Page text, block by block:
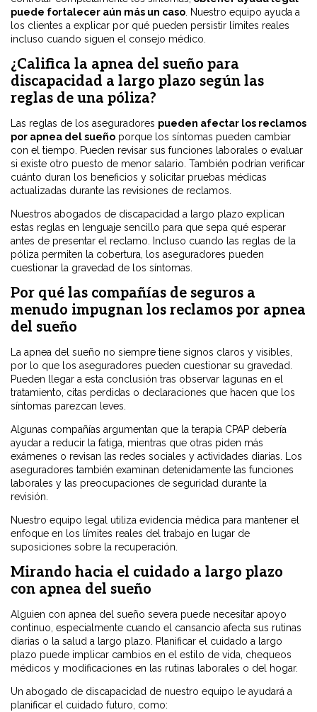
puede fortalecer aún más un caso . Nuestro equipo ayuda a
los clientes a explicar por qué pueden persistir límites reales
incluso cuando siguen el consejo médico.
¿Califica la apnea del sueño para
discapacidad a largo plazo según las
reglas de una póliza?
Las reglas de los aseguradores pueden afectar los reclamos
por apnea del sueño porque los síntomas pueden cambiar
con el tiempo. Pueden revisar sus funciones laborales o evaluar
si existe otro puesto de menor salario. También podrían verificar
cuánto duran los beneficios y solicitar pruebas médicas
actualizadas durante las revisiones de reclamos.
Nuestros abogados de discapacidad a largo plazo explican
estas reglas en lenguaje sencillo para que sepa qué esperar
antes de presentar el reclamo. Incluso cuando las reglas de la
póliza permiten la cobertura, los aseguradores pueden
cuestionar la gravedad de los síntomas.
Por qué las compañías de seguros a
menudo impugnan los reclamos por apnea
del sueño
La apnea del sueño no siempre tiene signos claros y visibles,
por lo que los aseguradores pueden cuestionar su gravedad.
Pueden llegar a esta conclusión tras observar lagunas en el
tratamiento, citas perdidas o declaraciones que hacen que los
síntomas parezcan leves.
Algunas compañías argumentan que la terapia CPAP debería
ayudar a reducir la fatiga, mientras que otras piden más
exámenes o revisan las redes sociales y actividades diarias. Los
aseguradores también examinan detenidamente las funciones
laborales y las preocupaciones de seguridad durante la
revisión.
Nuestro equipo legal utiliza evidencia médica para mantener el
enfoque en los límites reales del trabajo en lugar de
suposiciones sobre la recuperación.
Mirando hacia el cuidado a largo plazo
con apnea del sueño
Alguien con apnea del sueño severa puede necesitar apoyo
continuo, especialmente cuando el cansancio afecta sus rutinas
diarias o la salud a largo plazo. Planificar el cuidado a largo
plazo puede implicar cambios en el estilo de vida, chequeos
médicos y modificaciones en las rutinas laborales o del hogar.
Un abogado de discapacidad de nuestro equipo le ayudará a
planificar el cuidado futuro, como: